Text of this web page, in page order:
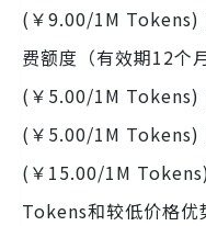
(￥9.00/1M
费额度（有效期12个
(￥5.00/1M
(￥5.00/1M
(￥15.00/1M
Tokens和较低价格优